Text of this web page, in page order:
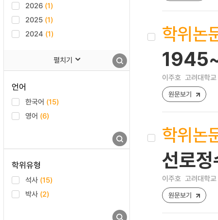
2026 (1)
2025 (1)
2024 (1)
펼치기
언어
한국어 (15)
영어 (6)
학위유형
석사 (15)
박사 (2)
학위논
이주호 고려대학
원문보기
학위논
선로
이주호 고려대학
원문보기